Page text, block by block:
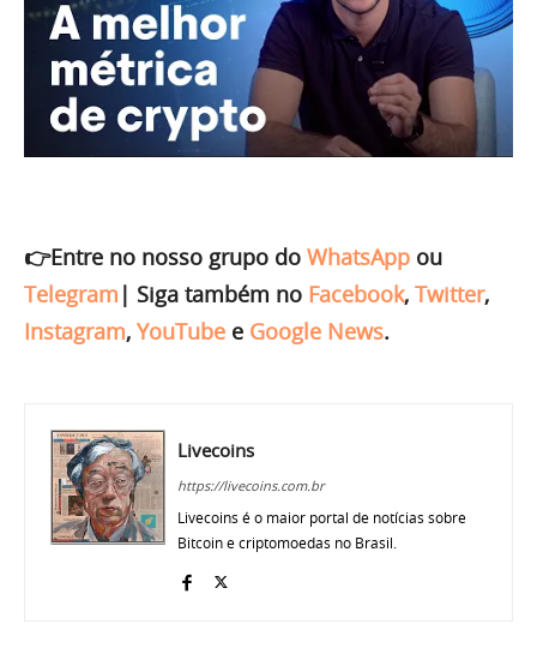
👉Entre no nosso grupo do WhatsApp ou
Telegram | Siga também no Facebook, Twitter,
Instagram, YouTube e Google News.
Livecoins
https://livecoins.com.br
Livecoins é o maior portal de notícias sobre
Bitcoin e criptomoedas no Brasil.